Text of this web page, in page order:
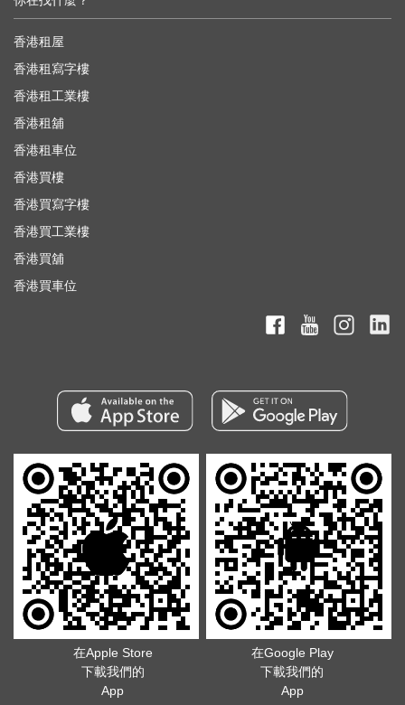
香港租屋
香港租寫字樓
香港租工業樓
香港租舖
香港租車位
香港買樓
香港買寫字樓
香港買工業樓
香港買舖
香港買車位
在Apple Store
下載我們的
App
在Google Play
下載我們的
App